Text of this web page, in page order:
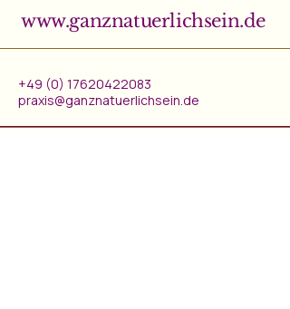
www.ganznatuerlichsein.de
+49 (0) 17620422083
praxis@ganznatuerlichsein.de